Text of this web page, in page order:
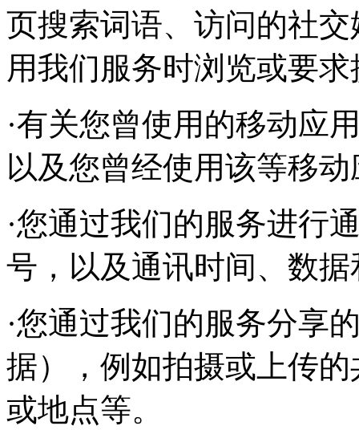
页搜索词语、访问的社
用我们服务时浏览或要
·有关您曾使用的移动应
以及您曾经使用该等移
·您通过我们的服务进行
号，以及通讯时间、数
·您通过我们的服务分享
据），例如拍摄或上传
或地点等。